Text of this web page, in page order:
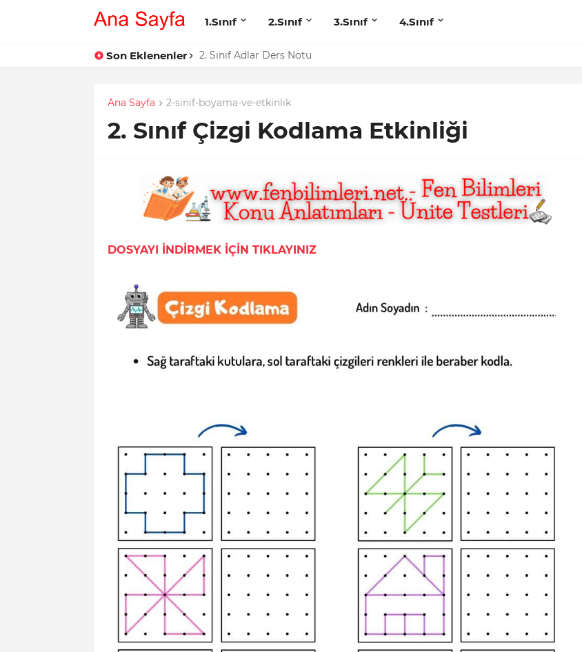
1.Sınıf 2.Sınıf 3.Sınıf 4.Sınıf
Son Eklenenler 2. Sınıf Adlar Ders Notu
E Sesi Yazma Çalışmaları
Ana Sayfa 2-sinif-boyama-ve-etkinlik
2. Sınıf Çizgi Kodlama Etkinliği
DOSYAYI İNDİRMEK İÇİN TIKLAYINIZ